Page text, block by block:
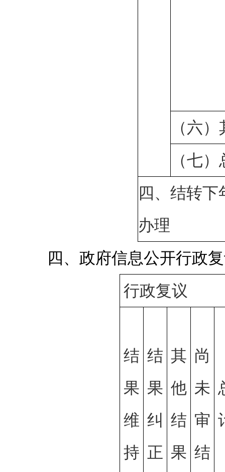
（六
（七
四、结转下
办理
四、政府信息公开行政复
行政复议
结
果
维
持
结
果
纠
正
其
他
结
果
尚
未
审
结